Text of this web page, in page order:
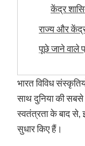
केंद्र
राज्य और
पूछे जाने वाले
भारत विविध
साथ दुनिया की
स्वतंत्रता के बाद से,
सुधार किए हैं।